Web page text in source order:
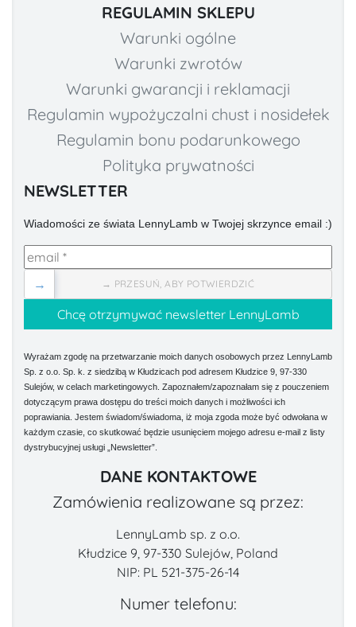
REGULAMIN SKLEPU
Warunki ogólne
Warunki zwrotów
Warunki gwarancji i reklamacji
Regulamin wypożyczalni chust i nosidełek
Regulamin bonu podarunkowego
Polityka prywatności
NEWSLETTER
Wiadomości ze świata LennyLamb w Twojej skrzynce email :)
→ PRZESUŃ, ABY POTWIERDZIĆ
→
Wyrażam zgodę na przetwarzanie moich danych osobowych przez LennyLamb
Sp. z o.o. Sp. k. z siedzibą w Kłudzicach pod adresem Kłudzice 9, 97-330
Sulejów, w celach marketingowych. Zapoznałem/zapoznałam się z pouczeniem
dotyczącym prawa dostępu do treści moich danych i możliwości ich
poprawiania. Jestem świadom/świadoma, iż moja zgoda może być odwołana w
każdym czasie, co skutkować będzie usunięciem mojego adresu e-mail z listy
dystrybucyjnej usługi „Newsletter”.
DANE KONTAKTOWE
Zamówienia realizowane są przez:
LennyLamb sp. z o.o.
Kłudzice 9, 97-330 Sulejów, Poland
NIP: PL 521-375-26-14
Numer telefonu: